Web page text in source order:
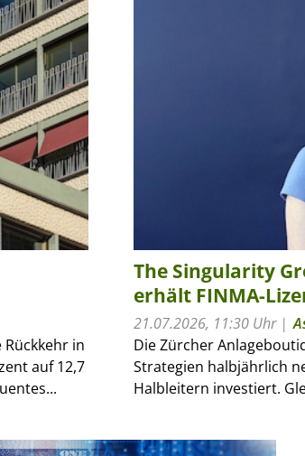
in
auf 12,7
The Singularity
erhält FINMA-
21.07.2026, 11:30 Uhr
Die Zürcher
Strategien halbjährlich
Halbleitern investiert.